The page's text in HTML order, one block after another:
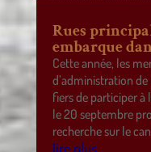
Rues
embarque
Cette année, les
d’administration
fiers de participer à
le 20 septembre
recherche sur le
lire plus